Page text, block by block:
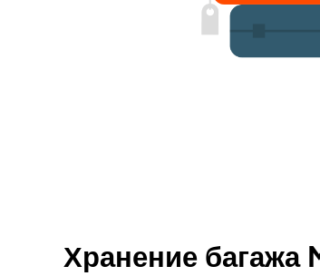
Хранение багажа